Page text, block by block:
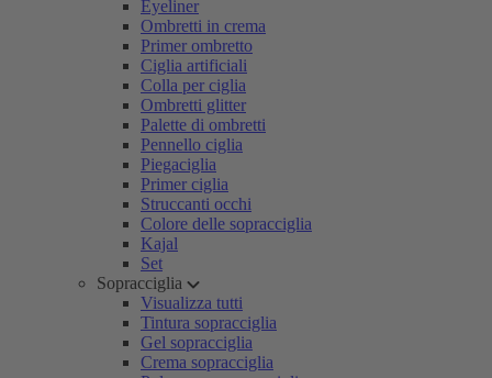
Eyeliner
Ombretti in crema
Primer ombretto
Ciglia artificiali
Colla per ciglia
Ombretti glitter
Palette di ombretti
Pennello ciglia
Piegaciglia
Primer ciglia
Struccanti occhi
Colore delle sopracciglia
Kajal
Set
Sopracciglia
Visualizza tutti
Tintura sopracciglia
Gel sopracciglia
Crema sopracciglia